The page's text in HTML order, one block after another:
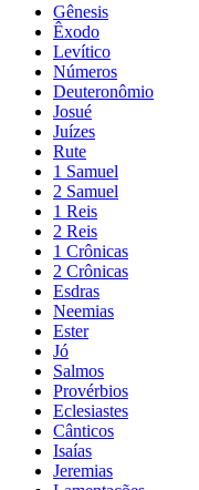
Gênesis
Êxodo
Levítico
Números
Deuteronômio
Josué
Juízes
Rute
1 Samuel
2 Samuel
1 Reis
2 Reis
1 Crônicas
2 Crônicas
Esdras
Neemias
Ester
Jó
Salmos
Provérbios
Eclesiastes
Cânticos
Isaías
Jeremias